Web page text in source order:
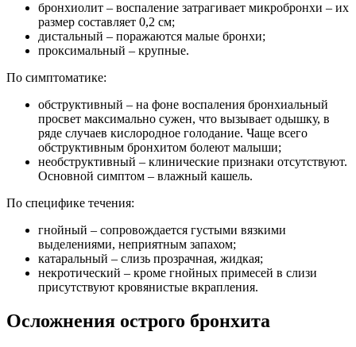
бронхиолит – воспаление затрагивает микробронхи – их
размер составляет 0,2 см;
дистальный – поражаются малые бронхи;
проксимальный – крупные.
По симптоматике:
обструктивный – на фоне воспаления бронхиальный
просвет максимально сужен, что вызывает одышку, в
ряде случаев кислородное голодание. Чаще всего
обструктивным бронхитом болеют малыши;
необструктивный – клинические признаки отсутствуют.
Основной симптом – влажный кашель.
По специфике течения:
гнойный – сопровождается густыми вязкими
выделениями, неприятным запахом;
катаральный – слизь прозрачная, жидкая;
некротический – кроме гнойных примесей в слизи
присутствуют кровянистые вкрапления.
Осложнения острого бронхита